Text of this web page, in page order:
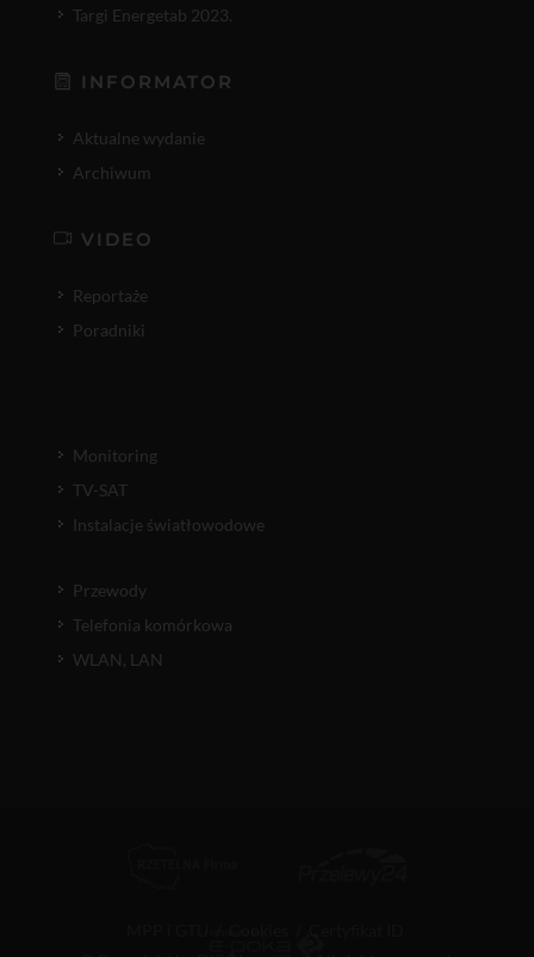
Targi Energetab 2023.
INFORMATOR
Aktualne wydanie
Archiwum
VIDEO
Reportaże
Poradniki
Monitoring
TV-SAT
Instalacje światłowodowe
Przewody
Telefonia komórkowa
WLAN, LAN